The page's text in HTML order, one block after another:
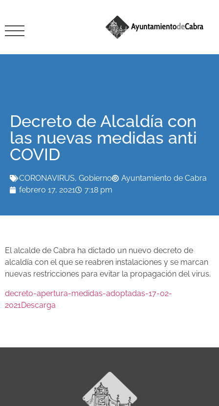
Decreto de Alcaldía con
las nuevas medidas anti
COVID
CORONAVIRUS, Gobierno
Ayuntamiento de Cabra
febrero 17, 2021
7:18 pm
El alcalde de Cabra ha dictado un nuevo decreto de
alcaldía con el que se reabren instalaciones y se marcan
nuevas restricciones para evitar la propagación del virus.
decreto-apertura-medidas-adoptadas-17-02-
2021Descarga